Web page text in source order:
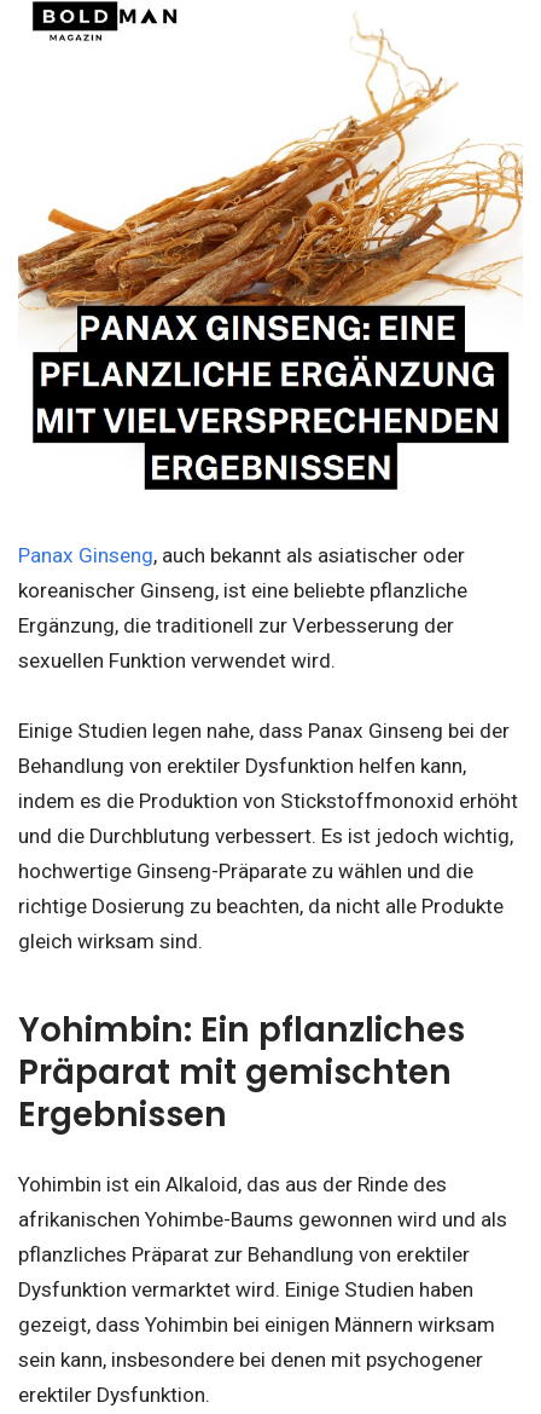
Panax Ginseng, auch bekannt als asiatischer oder
koreanischer Ginseng, ist eine beliebte pflanzliche
Ergänzung, die traditionell zur Verbesserung der
sexuellen Funktion verwendet wird.
Einige Studien legen nahe, dass Panax Ginseng bei der
Behandlung von erektiler Dysfunktion helfen kann,
indem es die Produktion von Stickstoffmonoxid erhöht
und die Durchblutung verbessert. Es ist jedoch wichtig,
hochwertige Ginseng-Präparate zu wählen und die
richtige Dosierung zu beachten, da nicht alle Produkte
gleich wirksam sind.
Yohimbin: Ein pflanzliches
Präparat mit gemischten
Ergebnissen
Yohimbin ist ein Alkaloid, das aus der Rinde des
afrikanischen Yohimbe-Baums gewonnen wird und als
pflanzliches Präparat zur Behandlung von erektiler
Dysfunktion vermarktet wird. Einige Studien haben
gezeigt, dass Yohimbin bei einigen Männern wirksam
sein kann, insbesondere bei denen mit psychogener
erektiler Dysfunktion.